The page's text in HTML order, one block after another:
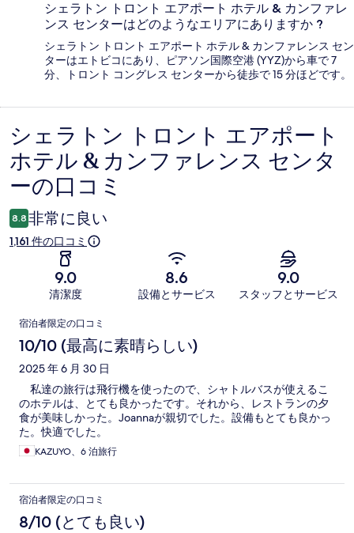
シェラトン トロント エアポート ホテル & カンファレ
ンス センターはどのようなエリアにありますか ?
シェラトン トロント エアポート ホテル & カンファレンス セン
ターはエトビコにあり、ピアソン国際空港 (YYZ)から車で 7
分、トロント コングレス センターから徒歩で 15 分ほどです。
口
コ
ミ
シェラトン トロント エアポート
ホテル & カンファレンス センタ
ーの口コミ
8.8 非常に良い
1,161 件の口コミ
9.0
清潔度
8.6
設備とサービス
9.0
スタッフとサービス
口
コ
ミ
宿泊者限定の口コミ
10/10 (最高に素晴らしい)
2025 年 6 月 30 日
私達の旅行は飛行機を使ったので、シャトルバスが使えるこ
のホテルは、とても良かったです。それから、レストランの夕
食が美味しかった。Joannaが親切でした。設備もとても良かっ
た。快適でした。
KAZUYO、6 泊旅行
宿泊者限定の口コミ
8/10 (とても良い)